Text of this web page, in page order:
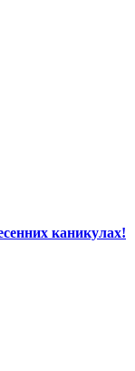
каникулах!